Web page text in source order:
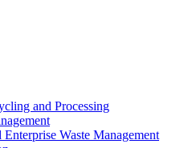
and Processing
Waste Management